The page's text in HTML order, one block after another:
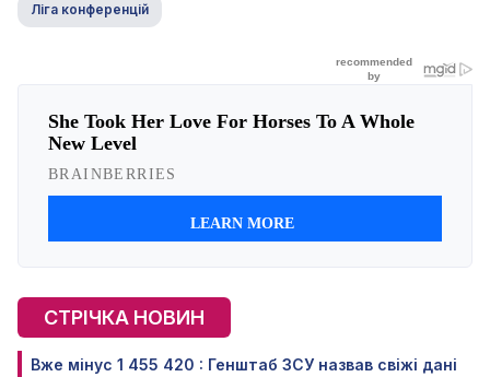
Ліга конференцій
СТРІЧКА НОВИН
Вже мінус 1 455 420 : Генштаб ЗСУ назвав свіжі дані